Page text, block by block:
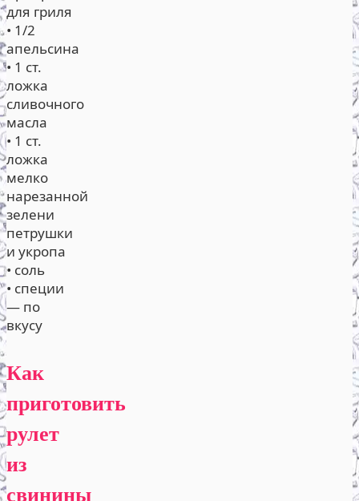
для гриля
• 1/2
апельсина
• 1 ст.
ложка
сливочного
масла
• 1 ст.
ложка
мелко
нарезанной
зелени
петрушки
и укропа
• соль
• специи
— по
вкусу
Как
приготовить
рулет
из
свинины